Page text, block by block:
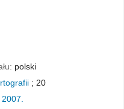
polski
; 20
2007.